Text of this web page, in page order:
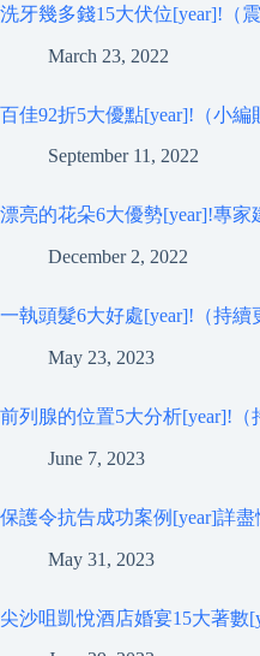
洗牙幾多錢15大伏位[year]!（震
March 23, 2022
百佳92折5大優點[year]!（小編
September 11, 2022
漂亮的花朵6大優勢[year]!專
December 2, 2022
一執頭髮6大好處[year]!（持續
May 23, 2023
前列腺的位置5大分析[year]!（
June 7, 2023
保護令抗告成功案例[year]詳
May 31, 2023
尖沙咀凱悅酒店婚宴15大著數